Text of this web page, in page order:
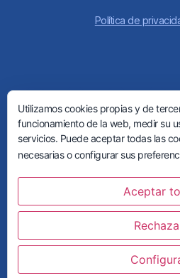
Calle Río las Pasadas, 49.
952 58 80
Política de
Utilizamos cookies propias y de
funcionamiento de la web, medir su
servicios. Puede aceptar todas las
necesarias o configurar sus
Aceptar